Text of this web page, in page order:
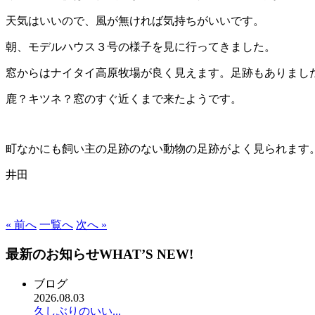
天気はいいので、風が無ければ気持ちがいいです。
朝、モデルハウス３号の様子を見に行ってきました。
窓からはナイタイ高原牧場が良く見えます。足跡もありまし
鹿？キツネ？窓のすぐ近くまで来たようです。
町なかにも飼い主の足跡のない動物の足跡がよく見られます
井田
« 前へ 一覧へ 次へ »
最新のお知らせWHAT’S NEW!
ブログ
2026.08.03
久しぶりのいい...